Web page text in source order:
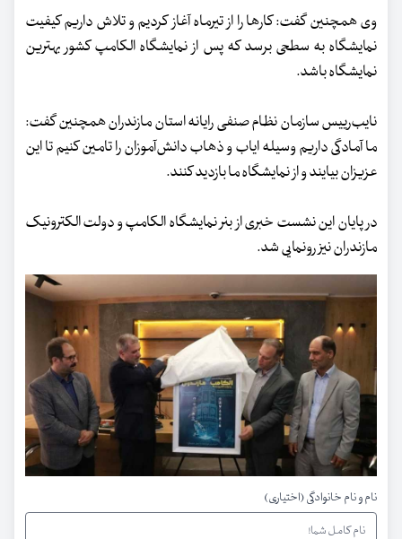
وی همچنین گفت: کارها را از تیرماه آغاز کردیم و تلاش داریم کیفیت
نمایشگاه به سطحی برسد که پس از نمایشگاه الکامپ کشور بهترین
نمایشگاه باشد.
نایب‌رییس سازمان نظام صنفی رایانه استان مازندران همچنین گفت:
ما آمادگی داریم وسیله ایاب و ذهاب دانش‌آموزان را تامین کنیم تا این
عزیزان بیایند و از نمایشگاه ما بازدید کنند.
در پایان این نشست خبری از بنر نمایشگاه الکامپ و دولت الکترونیک
مازندران نیز رونمایی شد.
نام و نام خانوادگی (اختیاری)